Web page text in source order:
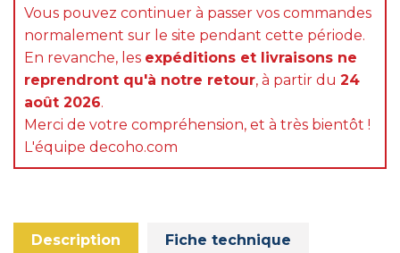
Vous pouvez continuer à passer vos commandes
normalement sur le site pendant cette période.
En revanche, les expéditions et livraisons ne
reprendront qu'à notre retour, à partir du 24
août 2026.
Merci de votre compréhension, et à très bientôt !
L'équipe decoho.com
Description Fiche technique